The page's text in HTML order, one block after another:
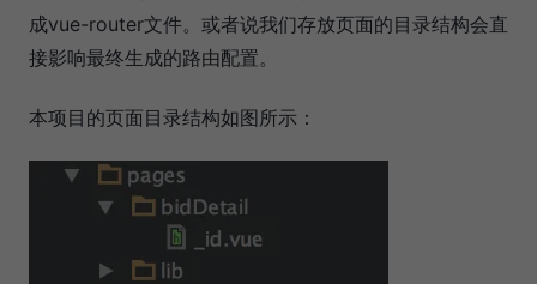
成vue-router文件。或者说我们存放页面的目录结构会直
接影响最终生成的路由配置。
本项目的页面目录结构如图所示：